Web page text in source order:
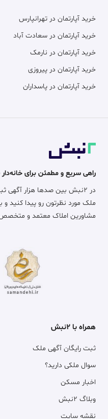
خرید آپارتمان در تهرانپارس
خرید آپارتمان در سعادت آباد
خرید آپارتمان در نارمک
خرید آپارتمان در پیروزی
خرید آپارتمان در پاسداران
راهی سریع و مطمئن برای
در ۲نبش بین صدها هزار
ملک مورد نظرتون رو پیدا کنید و
مشاورین املاک معتمد و متخصص
همراه با ۲نبش
ثبت رایگان آگهی ملک
سوال ملکی دارید؟
اخبار مسکن
وبلاگ ۲نبش
نقشه سایت